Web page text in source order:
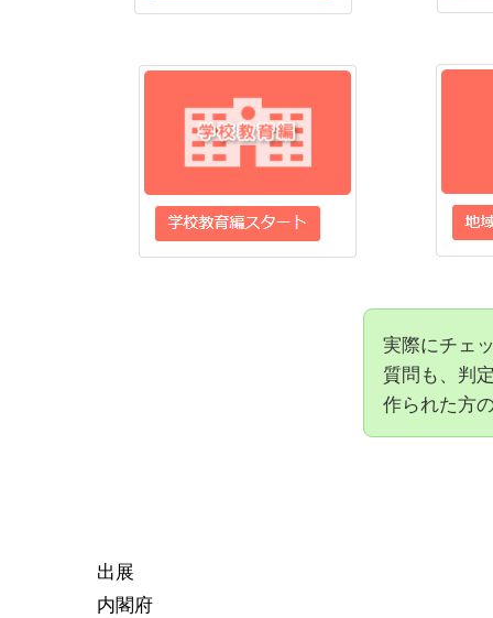
実際にチェ
質問も、判
作られた方
出展
内閣府